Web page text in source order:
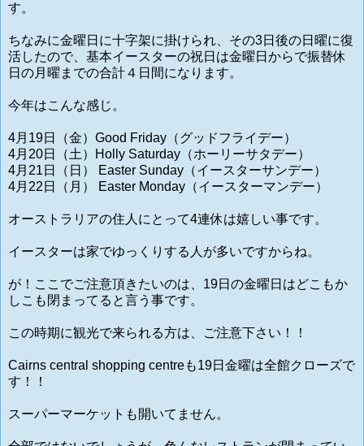
す。
ちなみに金曜日に十字架に掛けられ、その3日後の日曜に復
活したので、基本イースターの祝日は金曜日からで振替休
日の月曜までの合計４日間になります。
今年はこんな感じ。
4月19日（金）Good Friday（グッドフライデー）
4月20日（土）Holly Saturday（ホーリーサタデー）
4月21日（日） Easter Sunday（イースターサンデー）
4月22日（月） Easter Monday（イースターマンデー）
オーストラリアの住人にとって4連休は嬉しい事です。
イースターは家でゆっくりする人が多いですからね。
が！ここでご注意頂きたいのは、19日の金曜日はどこもか
しこも閉まってると言う事です。
この時期に観光で来られる方は、ご注意下さい！！
Cairns central shopping centreも19日金曜は全館クローズで
す！！
スーパーマーケットも開いてません。